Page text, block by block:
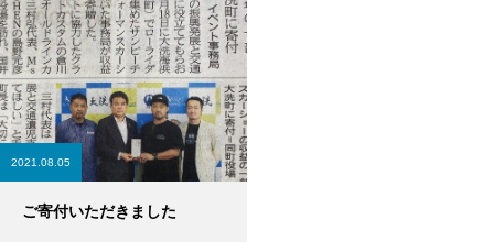
2021.08.05
ご寄付いただきました